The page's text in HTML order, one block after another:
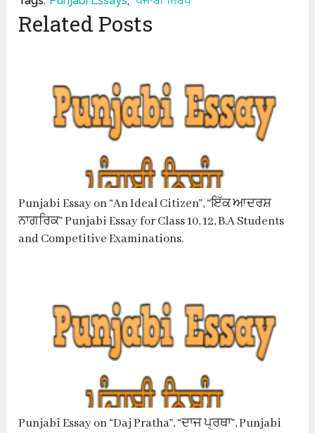
Related Posts
Punjabi Essay on “An Ideal Citizen”, “ਇੱਕ ਆਦਰਸ਼
ਨਾਗਰਿਕ” Punjabi Essay for Class 10, 12, B.A Students
and Competitive Examinations.
Punjabi Essay on “Daj Pratha”, “ਦਾਜ ਪ੍ਰਥਾ”, Punjabi